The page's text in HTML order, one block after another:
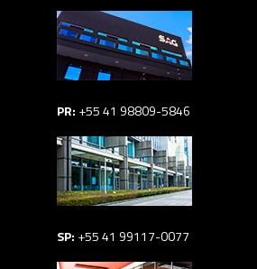
PR: +55 41 98809-5846
SP: +55 41 99117-0077